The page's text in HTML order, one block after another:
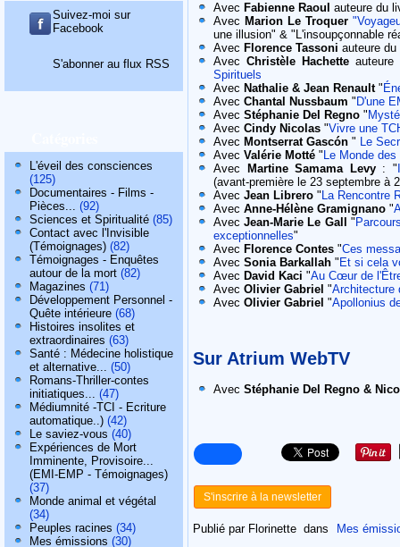
Suivez-moi sur
Facebook
S'abonner au flux RSS
L'éveil des consciences
(125)
Documentaires - Films -
Pièces... (92)
Sciences et Spiritualité (85)
Contact avec l'Invisible
(Témoignages) (82)
Témoignages - Enquêtes
autour de la mort (82)
Magazines (71)
Développement Personnel -
Quête intérieure (68)
Histoires insolites et
extraordinaires (63)
Santé : Médecine holistique
et alternative... (50)
Romans-Thriller-contes
initiatiques... (47)
Médiumnité -TCI - Ecriture
automatique..) (42)
Le saviez-vous (40)
Expériences de Mort
Imminente, Provisoire...
(EMI-EMP - Témoignages)
(37)
Monde animal et végétal
(34)
Peuples racines (34)
Mes émissions (30)
Avec Fabienne Raoul auteure du
Avec Marion Le Troquer
une illusion" & "L'insoupçonnable
Avec Florence Tassoni auteure
AvecChristèle Hachette
Spirituels
Avec Nathalie & Jean Renault"
Avec Chantal Nussbaum " D'une
Avec Stéphanie Del Regno "
Avec Cindy Nicolas "Vivre une
Avec Montserrat Gascón " Le
Avec Valérie Motté " Le Monde des
Avec
Martine Samama Levy: "
(avant-première le 23 septembre à
Avec Jean Librero " La Rencontre
Avec Anne-Hélène Gramignano "
AvecJean-Marie Le Gall "
exceptionnelles"
Avec Florence Contes "Ces
Avec Sonia Barkallah " Et si cela
Avec David Kaci "Au Cœur de
Avec Olivier Gabriel "Architecture
Avec Olivier Gabriel "Apollonius
Sur Atrium WebTV
Avec Stéphanie Del Regno &
S'inscrire à la newsletter
Publié par Florinette dans Mes